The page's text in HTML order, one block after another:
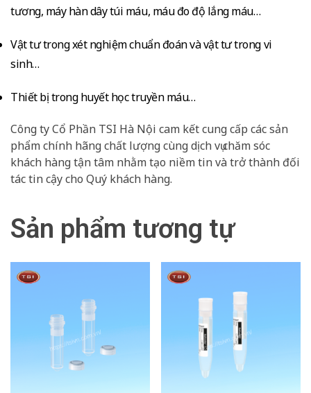
tương, máy hàn dây túi máu, máu đo độ lắng máu…
Vật tư trong xét nghiệm chuẩn đoán và vật tư trong vi
sinh…
Thiết bị trong huyết học truyền máu…
Công ty Cổ Phần TSI Hà Nội cam kết cung cấp các sản
phẩm chính hãng chất lượng cùng dịch vụ chăm sóc
khách hàng tận tâm nhằm tạo niềm tin và trở thành đối
tác tin cậy cho Quý khách hàng.
Sản phẩm tương tự